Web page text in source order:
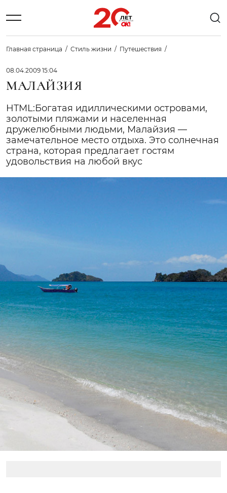
Главная страница Стиль жизни Путешествия
08.04.2009 15:04
МАЛАЙЗИЯ
HTML:Богатая идиллическими островами,
золотыми пляжами и населенная
дружелюбными людьми, Малайзия —
замечательное место отдыха. Это солнечная
страна, которая предлагает гостям
удовольствия на любой вкус